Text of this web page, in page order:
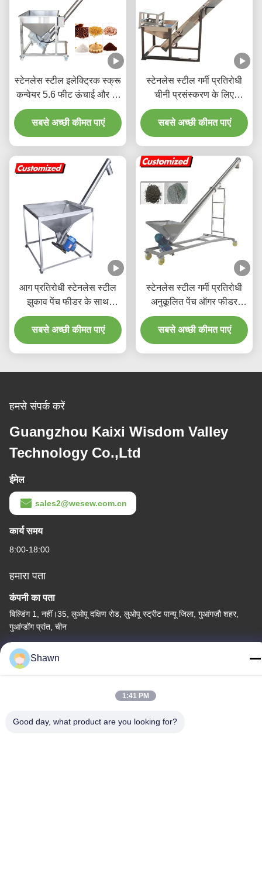
स्टेनलेस स्टील इलेक्ट्रिक स्क्रू
कन्वेयर 5.6 फीट ऊंचाई और 0-
45 डिग्री झुकाव के लिए 220V
1100W मोटर के साथ
सबसे अच्छी कीमत पाएं
स्टेनलेस स्टील गर्मी प्रतिरोधी
चीनी प्रसंस्करण के लिए
अनुकूलित पेंच ऑगर फीडर
सबसे अच्छी कीमत पाएं
आग प्रतिरोधी स्टेनलेस स्टील
झुकाव पेंच फीडर के साथ
कॉम्पैक्ट संरचना
सबसे अच्छी कीमत पाएं
स्टेनलेस स्टील गर्मी प्रतिरोधी
अनुकूलित पेंच ऑगर फीडर
लचीला पेंच कन्वेयर
सबसे अच्छी कीमत पाएं
हमसे संपर्क करें
Guangzhou Kaixi Wisdom Valley
Technology Co.,Ltd
ईमेल
sales2@wesew.com.cn
कार्य समय
8:00-18:00
हमारा पता
कंपनी का पता
बिल्डिंग 1, नहीं।35, लुओपू दक्षिण रोड, लुओपू स्ट्रीट पान्यू जिला, गुआंगज़ौ शहर,
गुआंग्डोंग प्रांत, चीन
कारखाने का पता
लिआंगजियाओ मा जियाओ गांव, लेकोंग टाउन, शुंडे जिला, फोशन शहर, गुआंग्डोंग प्रांत
Shawn
1:41 PM
Good day, what product are you looking for?